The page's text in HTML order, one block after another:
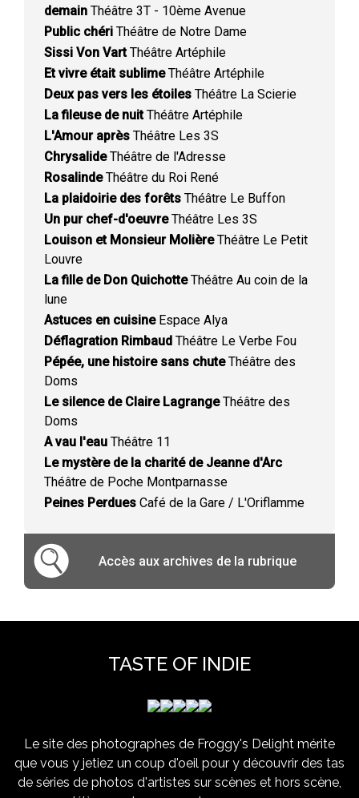
demain Théâtre 3T - 10ème Avenue
Public chéri Théâtre de Notre Dame
Sissi Von VartThéâtre Artéphile
Et vivre était sublimeThéâtre Artéphile
Deux pas vers les étoiles Théâtre La Scierie
La fileuse de nuitThéâtre Artéphile
L'Amour après Théâtre Les 3S
ChrysalideThéâtre de l'Adresse
RosalindeThéâtre du Roi René
La plaidoirie des forêts Théâtre Le Buffon
Un pur chef-d'oeuvreThéâtre Les 3S
Louison et Monsieur MolièreThéâtre Le Petit
Louvre
La fille de Don QuichotteThéâtre Au coin de la
lune
Astuces en cuisineEspace Alya
Déflagration Rimbaud Théâtre Le Verbe Fou
Pépée, une histoire sans chuteThéâtre des
Doms
Le silence de Claire LagrangeThéâtre des
Doms
A vau l'eau Théâtre 11
Le mystère de la charité de Jeanne d'Arc
Théâtre de Poche Montparnasse
Peines Perdues Café de la Gare / L'Oriflamme
Accès aux archives de la rubrique
TASTE OF INDIE
Le site des photographes de Froggy's Delight mérite
que vous y jetiez un coup d'oeil pour y découvrir des tas
de séries de photos d'artistes sur scènes et hors scène,